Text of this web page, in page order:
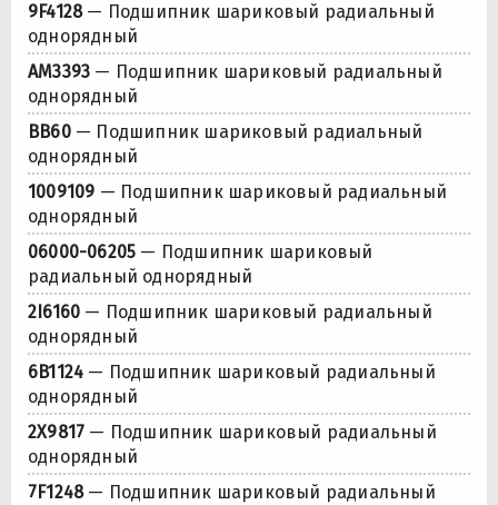
9F4128— Подшипник шариковый радиальный
однорядный
AM3393 — Подшипник шариковый радиальный
однорядный
BB60— Подшипник шариковый радиальный
однорядный
1009109 — Подшипник шариковый радиальный
однорядный
06000-06205 — Подшипник шариковый
радиальный однорядный
2I6160 — Подшипник шариковый радиальный
однорядный
6B1124 — Подшипник шариковый радиальный
однорядный
2X9817 — Подшипник шариковый радиальный
однорядный
7F1248— Подшипник шариковый радиальный